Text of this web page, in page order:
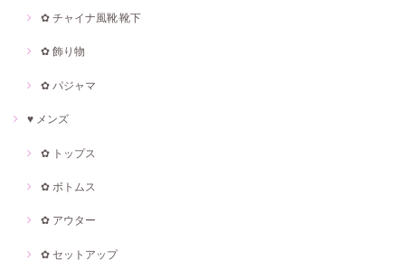
✿ チャイナ風靴·靴下
✿ 飾り物
✿ パジャマ
♥ メンズ
✿ トップス
✿ ボトムス
✿ アウター
✿ セットアップ